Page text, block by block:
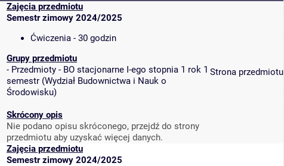
Zajęcia przedmiotu
Semestr zimowy 2024/2025
Ćwiczenia - 30 godzin
Grupy przedmiotu
- Przedmioty - BO stacjonarne I-ego stopnia 1 rok 1
semestr (Wydział Budownictwa i Nauk o
Środowisku)
Skrócony opis
Nie podano opisu skróconego, przejdź do strony
przedmiotu aby uzyskać więcej danych.
Strona przedmiotu
Zajęcia przedmiotu
Semestr zimowy 2024/2025